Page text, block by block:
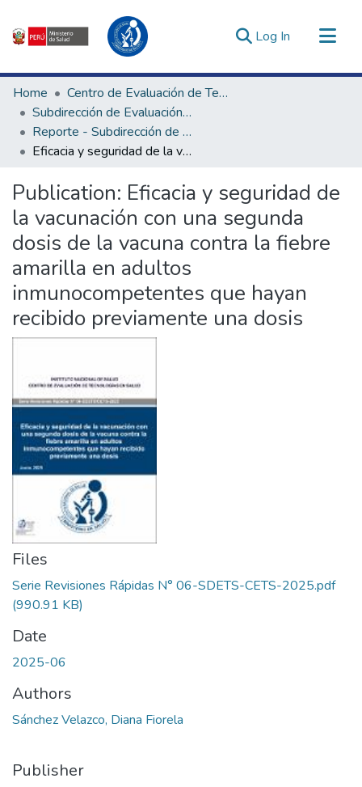
Log In (current)
Communities & Collections
All of DSpace
Statistics
Estadísticas Externas
Enlaces de interés ▾
Home
Centro de Evaluación de Tecnologías en Salud
Subdirección de Evaluación de Tecnologías Sanitarias
Reporte - Subdirección de Evaluación de Tecnologías Sanitarias
Eficacia y seguridad de la vacunación con una segunda dosis de la vacuna contra la fiebre amarilla en adultos inmunocompetentes que hayan recibido previamente una dosis
Publication: Eficacia y seguridad de
la vacunación con una segunda
dosis de la vacuna contra la fiebre
amarilla en adultos
inmunocompetentes que hayan
recibido previamente una dosis
Files
Serie Revisiones Rápidas N° 06-SDETS-CETS-2025.pdf
(990.91 KB)
Date
2025-06
Authors
Sánchez Velazco, Diana Fiorela
Publisher